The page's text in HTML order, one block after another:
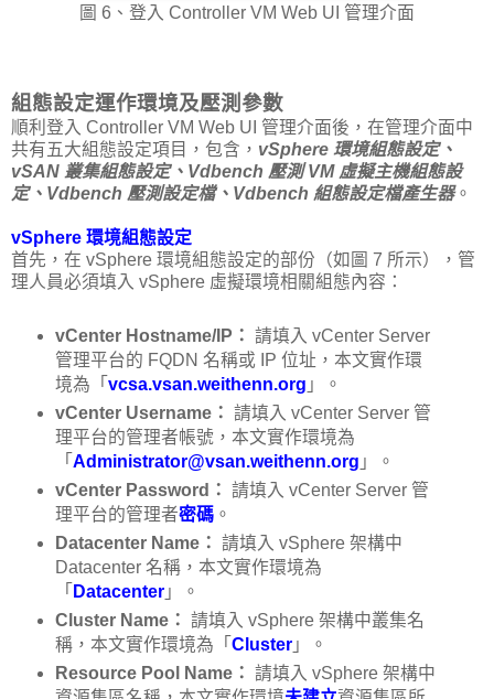
圖 6、登入 Controller VM Web UI 管理介面
組態設定運作環境及壓測參數
順利登入 Controller VM Web UI 管理介面後，在管理介面中
共有五大組態設定項目，包含， vSphere 環境組態設定、
vSAN 叢集組態設定、Vdbench 壓測 VM 虛擬主機組態設
定、Vdbench 壓測設定檔、Vdbench 組態設定檔產生器。
vSphere 環境組態設定
首先，在 vSphere 環境組態設定的部份（如圖 7 所示），管
理人員必須填入 vSphere 虛擬環境相關組態內容：
vCenter Hostname/IP： 請填入 vCenter Server
管理平台的 FQDN 名稱或 IP 位址，本文實作環
境為「 vcsa.vsan.weithenn.org 」。
vCenter Username： 請填入 vCenter Server 管
理平台的管理者帳號，本文實作環境為
「 Administrator@vsan.weithenn.org 」。
vCenter Password： 請填入 vCenter Server 管
理平台的管理者密碼。
Datacenter Name： 請填入 vSphere 架構中
Datacenter 名稱，本文實作環境為
「 Datacenter」。
Cluster Name： 請填入 vSphere 架構中叢集名
稱，本文實作環境為「 Cluster」。
Resource Pool Name： 請填入 vSphere 架構中